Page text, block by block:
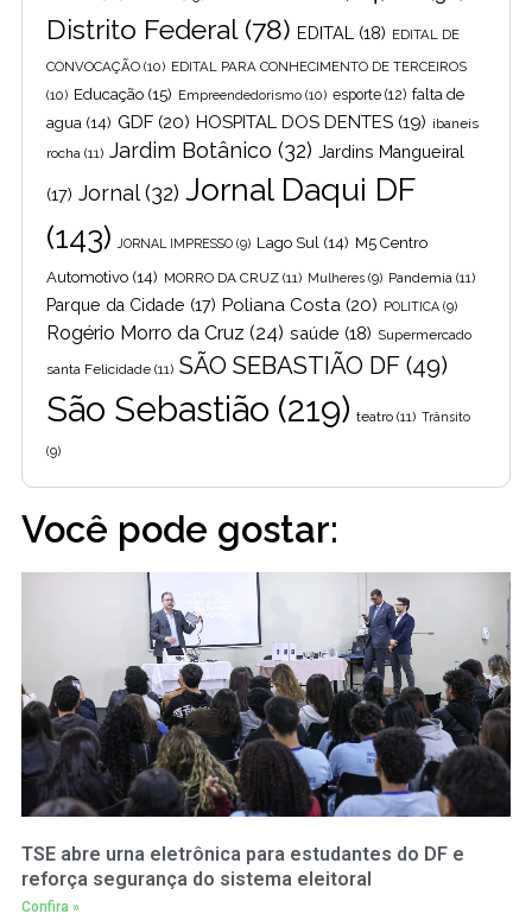
Distrito Federal(78) EDITAL (18) EDITAL DE
CONVOCAÇÃO (10) EDITAL PARA CONHECIMENTO DE TERCEIROS
(10) Educação (15) Empreendedorismo (10) esporte (12) falta de
agua (14) GDF (20) HOSPITAL DOS DENTES (19) ibaneis
rocha (11) Jardim Botânico (32) Jardins Mangueiral
(17) Jornal(32) Jornal Daqui DF
(143)
JORNAL IMPRESSO (9) Lago Sul (14) M5 Centro
Automotivo (14) MORRO DA CRUZ (11) Mulheres (9) Pandemia (11)
Parque da Cidade (17) Poliana Costa (20) POLITICA (9)
Rogério Morro da Cruz (24) saúde (18) Supermercado
santa Felicidade (11) SÃO SEBASTIÃO DF (49)
São Sebastião (219) teatro (11) Trânsito
(9)
Você pode gostar:
TSE abre urna eletrônica para estudantes do DF e
reforça segurança do sistema eleitoral
Confira »